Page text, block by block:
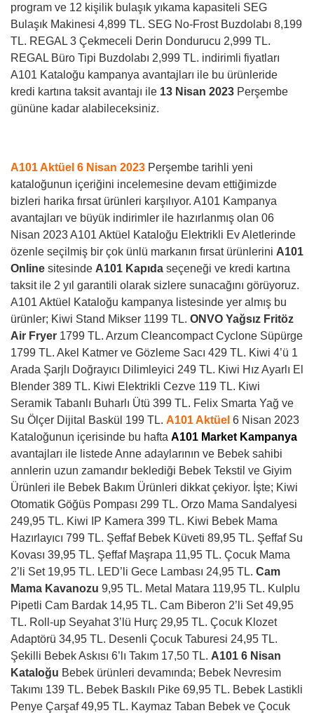
program ve 12 kişilik bulaşık yıkama kapasiteli SEG
Bulaşık Makinesi 4,899 TL. SEG No-Frost Buzdolabı 8,199
TL. REGAL 3 Çekmeceli Derin Dondurucu 2,999 TL.
REGAL Büro Tipi Buzdolabı 2,999 TL. indirimli fiyatları
A101 Kataloğu kampanya avantajları ile bu ürünleride
kredi kartına taksit avantajı ile 13 Nisan 2023 Perşembe
gününe kadar alabileceksiniz.
A101 Aktüel 6 Nisan 2023 Perşembe tarihli yeni
kataloğunun içeriğini incelemesine devam ettiğimizde
bizleri harika fırsat ürünleri karşılıyor. A101 Kampanya
avantajları ve büyük indirimler ile hazırlanmış olan 06
Nisan 2023 A101 Aktüel Kataloğu Elektrikli Ev Aletlerinde
özenle seçilmiş bir çok ünlü markanın fırsat ürünlerini A101
Online sitesinde A101 Kapıda seçeneği ve kredi kartına
taksit ile 2 yıl garantili olarak sizlere sunacağını görüyoruz.
A101 Aktüel Kataloğu kampanya listesinde yer almış bu
ürünler; Kiwi Stand Mikser 1199 TL. ONVO Yağsız Fritöz
Air Fryer 1799 TL. Arzum Cleancompact Cyclone Süpürge
1799 TL. Akel Katmer ve Gözleme Sacı 429 TL. Kiwi 4’ü 1
Arada Şarjlı Doğrayıcı Dilimleyici 249 TL. Kiwi Hız Ayarlı El
Blender 389 TL. Kiwi Elektrikli Cezve 119 TL. Kiwi
Seramik Tabanlı Buharlı Ütü 399 TL. Felix Smarta Yağ ve
Su Ölçer Dijital Baskül 199 TL. A101 Aktüel 6 Nisan 2023
Kataloğunun içerisinde bu hafta A101 Market Kampanya
avantajları ile listede Anne adaylarının ve Bebek sahibi
annlerin uzun zamandır beklediği Bebek Tekstil ve Giyim
Ürünleri ile Bebek Bakım Ürünleri dikkat çekiyor. İşte; Kiwi
Otomatik Göğüs Pompası 299 TL. Orzo Mama Sandalyesi
249,95 TL. Kiwi IP Kamera 399 TL. Kiwi Bebek Mama
Hazırlayıcı 799 TL. Şeffaf Bebek Küveti 89,95 TL. Şeffaf Su
Kovası 39,95 TL. Şeffaf Maşrapa 11,95 TL. Çocuk Mama
2’li Set 19,95 TL. LED’li Gece Lambası 24,95 TL. Cam
Mama Kavanozu 9,95 TL. Metal Matara 119,95 TL. Kulplu
Pipetli Cam Bardak 14,95 TL. Cam Biberon 2’li Set 49,95
TL. Roll-up Seyahat 3’lü Hurç 29,95 TL. Çocuk Klozet
Adaptörü 34,95 TL. Desenli Çocuk Taburesi 24,95 TL.
Şekilli Bebek Askısı 6’lı Takım 17,50 TL. A101 6 Nisan
Kataloğu Bebek ürünleri devamında; Bebek Nevresim
Takımı 139 TL. Bebek Baskılı Pike 69,95 TL. Bebek Lastikli
Penye Çarşaf 49,95 TL. Kaymaz Taban Bebek ve Çocuk